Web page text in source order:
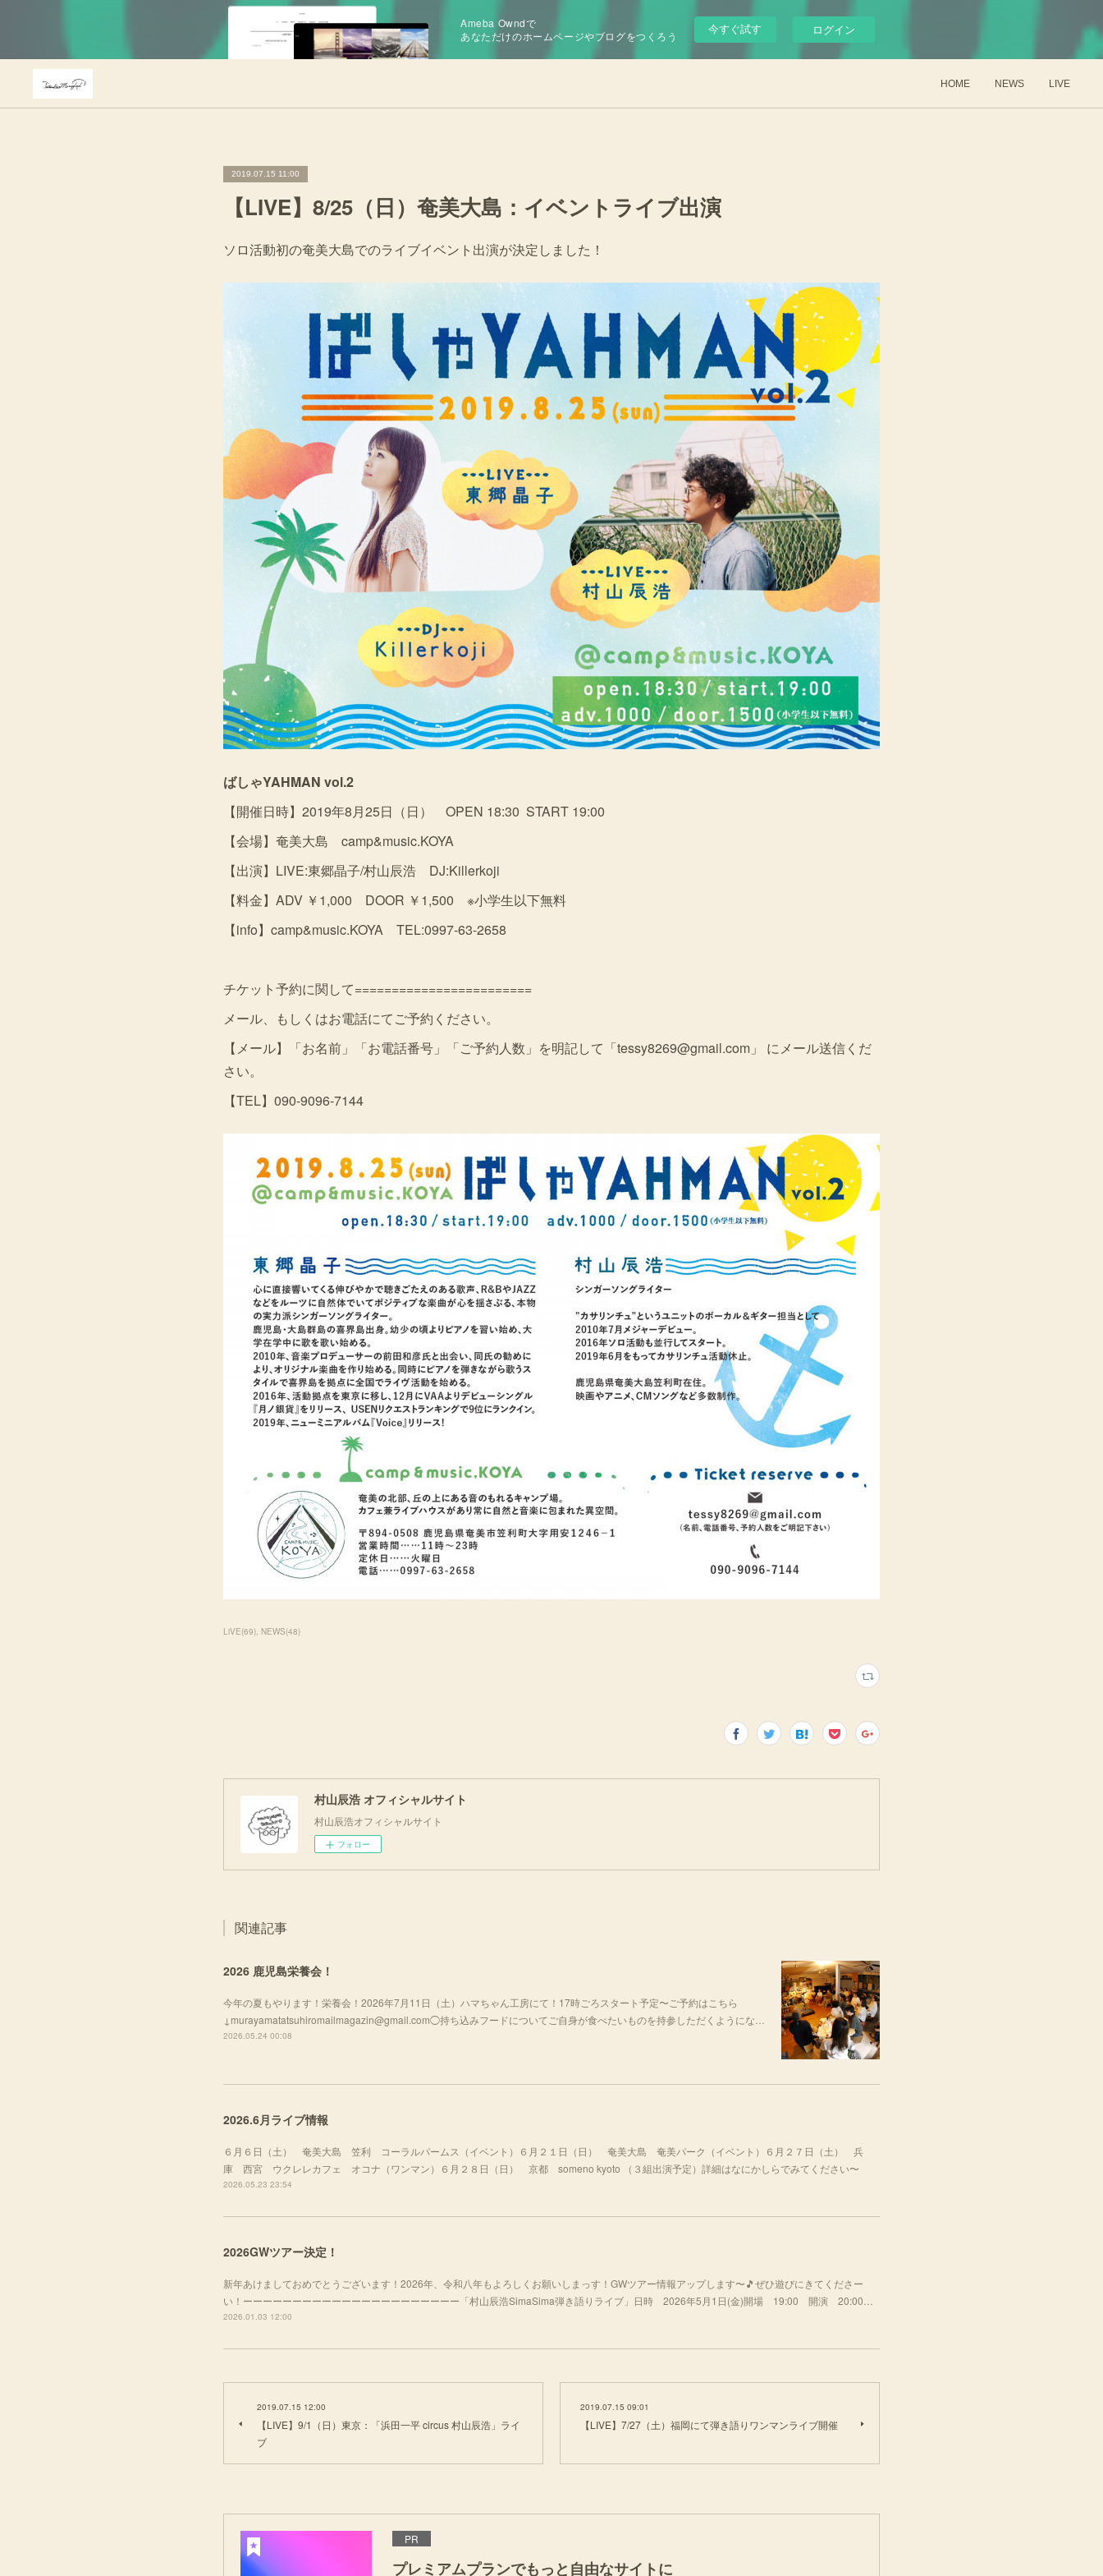
Ameba Owndで
あなただけのホームページやブログをつくろう
今すぐ試す ログイン
HOME NEWS LIVE
2019.07.15 11:00
【LIVE】8/25（日）奄美大島：イベントライブ出演
ソロ活動初の奄美大島でのライブイベント出演が決定しました！
ばしゃYAHMAN vol.2
【開催日時】2019年8月25日（日） OPEN 18:30 START 19:00
【会場】奄美大島 camp&music.KOYA
【出演】LIVE:東郷晶子/村山辰浩 DJ:Killerkoji
【料金】ADV ￥1,000 DOOR ￥1,500 ※小学生以下無料
【info】camp&music.KOYA TEL:0997-63-2658
チケット予約に関して========================
メール、もしくはお電話にてご予約ください。
【メール】「お名前」「お電話番号」「ご予約人数」を明記して「tessy8269@gmail.com」 にメール送信くだ
さい。
【TEL】090-9096-7144
LiVE(69) NEWS(48)
村山辰浩 オフィシャルサイト
村山辰浩オフィシャルサイト
フォロー
関連記事
2026 鹿児島栄養会！
今年の夏もやります！栄養会！2026年7月11日（土）ハマちゃん工房にて！17時ごろスタート予定〜ご予約はこちら
↓murayamatatsuhiromailmagazin@gmail.com◯持ち込みフードについてご自身が食べたいものを持参しただくようにな…
2026.05.24 00:08
2026.6月ライブ情報
６月６日（土） 奄美大島 笠利 コーラルパームス（イベント）６月２１日（日） 奄美大島 奄美パーク（イベント）６月２７日（土） 兵
庫 西宮 ウクレレカフェ オコナ（ワンマン）６月２８日（日） 京都 someno kyoto （３組出演予定）詳細はなにかしらでみてください〜
2026.05.23 23:54
2026GWツアー決定！
新年あけましておめでとうございます！2026年、令和八年もよろしくお願いしまっす！GWツアー情報アップします〜🎵ぜひ遊びにきてくださー
い！ーーーーーーーーーーーーーーーーーーーーーー「村山辰浩SimaSima弾き語りライブ」日時 2026年5月1日(金)開場 19:00 開演 20:00…
2026.01.03 12:00
2019.07.15 12:00
【LIVE】9/1（日）東京：「浜田一平 circus 村山辰浩」ライ
ブ
2019.07.15 09:01
【LIVE】7/27（土）福岡にて弾き語りワンマンライブ開催
PR
プレミアムプランでもっと自由なサイトに